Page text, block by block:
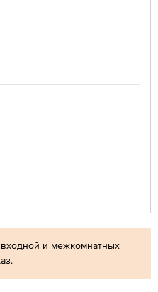
и межкомнатных